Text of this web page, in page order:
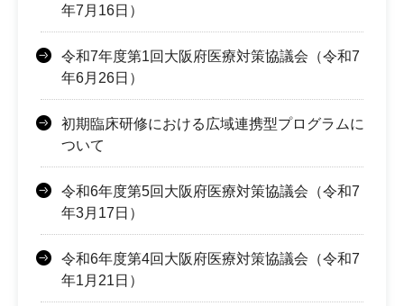
年7月16日）
令和7年度第1回大阪府医療対策協議会（令和7
年6月26日）
初期臨床研修における広域連携型プログラムに
ついて
令和6年度第5回大阪府医療対策協議会（令和7
年3月17日）
令和6年度第4回大阪府医療対策協議会（令和7
年1月21日）